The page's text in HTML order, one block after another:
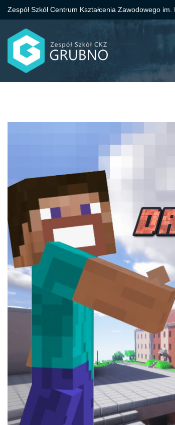
Przejdź
do
treści
Zespół Szkół Centrum Kształcenia Zawodowego